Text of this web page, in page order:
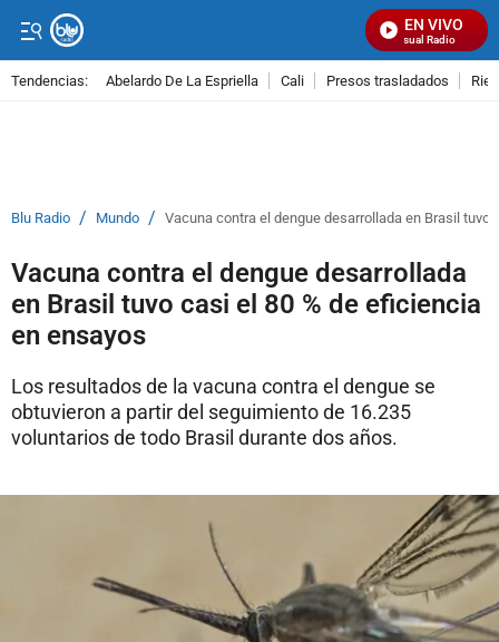
EN VIVO
Señal Visual Radio
Tendencias: Abelardo De La Espriella Cali Presos trasladados
Blu Radio / Mundo / Vacuna contra el dengue desarrollada en Brasil tuvo
Vacuna contra el dengue desarrollada
en Brasil tuvo casi el 80 % de eficiencia
en ensayos
Los resultados de la vacuna contra el dengue se
obtuvieron a partir del seguimiento de 16.235
voluntarios de todo Brasil durante dos años.